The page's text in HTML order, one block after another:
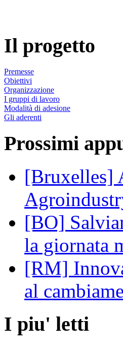
Il progetto
Premesse
Obiettivi
Organizzazione
I gruppi di lavoro
Modalità di adesione
Gli aderenti
Prossimi
[Bruxelles]
[BO]
la giornata
[RM]
al
I piu' letti